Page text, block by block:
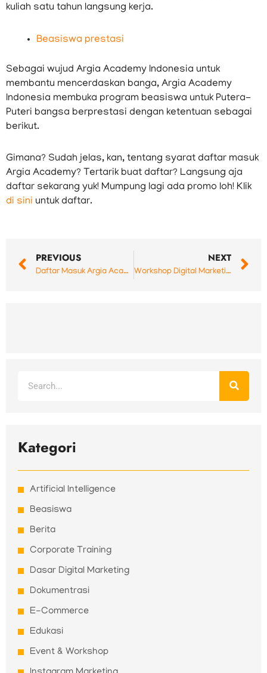
kuliah satu tahun langsung kerja.
Beasiswa prestasi
Sebagai wujud Argia Academy Indonesia untuk
membantu mencerdaskan banga, Argia Academy
Indonesia membuka program beasiswa untuk Putera-
Puteri bangsa berprestasi dengan ketentuan sebagai
berikut.
Gimana? Sudah jelas, kan, tentang syarat daftar masuk
Argia Academy? Tertarik buat daftar? Langsung aja
daftar sekarang yuk! Mumpung lagi ada promo loh! Klik
di sini untuk daftar.
PREVIOUS
Daftar Masuk Argia Academy Masih Buka, Ini Syaratnya ! – Informasi Kuliah Digital Marketing Argia Academy
NEXT
Workshop Digital Marketing: Argia Academy X BP3IP
Kategori
Artificial Intelligence
Beasiswa
Berita
Corporate Training
Dasar Digital Marketing
Dokumentrasi
E-Commerce
Edukasi
Event & Workshop